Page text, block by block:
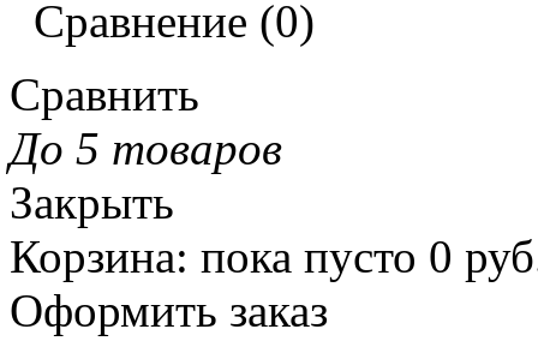
Сравнение (0)
Сравнить
До 5 товаров
Закрыть
Корзина: пока пусто 0
Оформить заказ